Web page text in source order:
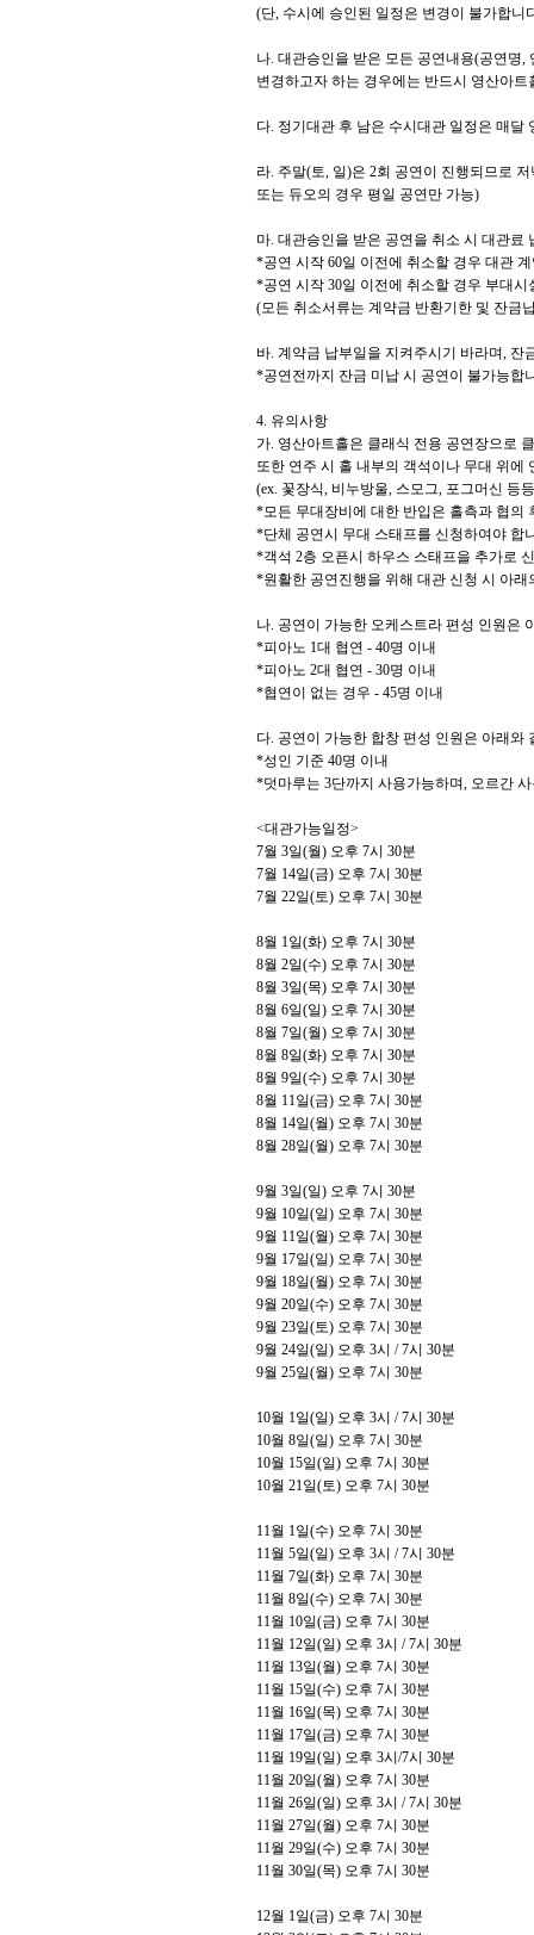
(단, 수시에 승인된 일정은 변경이 불가합니
나. 대관승인을 받은 모든 공연내용(공연명,
변경하고자 하는 경우에는 반드시 영산아
다. 정기대관 후 남은 수시대관 일정은 매달
라. 주말(토, 일)은 2회 공연이 진행되므로 저
또는 듀오의 경우 평일 공연만 가능)
마. 대관승인을 받은 공연을 취소 시 대관료
*공연 시작 60일 이전에 취소할 경우 대관
*공연 시작 30일 이전에 취소할 경우 부대
(모든 취소서류는 계약금 반환기한 및 잔금
바. 계약금 납부일을 지켜주시기 바라며, 잔
*공연전까지 잔금 미납 시 공연이 불가능합
4. 유의사항
가. 영산아트홀은 클래식 전용 공연장으로
또한 연주 시 홀 내부의 객석이나 무대 위에
(ex. 꽃장식, 비누방울, 스모그, 포그머신 등등
*모든 무대장비에 대한 반입은 홀측과 협의
*단체 공연시 무대 스태프를 신청하여야 합
*객석 2층 오픈시 하우스 스태프을 추가로
*원활한 공연진행을 위해 대관 신청 시 아
나. 공연이 가능한 오케스트라 편성 인원은
*피아노 1대 협연 - 40명 이내
*피아노 2대 협연 - 30명 이내
*협연이 없는 경우 - 45명 이내
다. 공연이 가능한 합창 편성 인원은 아래와
*성인 기준 40명 이내
*덧마루는 3단까지 사용가능하며, 오르간
<대관가능일정>
7월 3일(월) 오후 7시 30분
7월 14일(금) 오후 7시 30분
7월 22일(토) 오후 7시 30분
8월 1일(화) 오후 7시 30분
8월 2일(수) 오후 7시 30분
8월 3일(목) 오후 7시 30분
8월 6일(일) 오후 7시 30분
8월 7일(월) 오후 7시 30분
8월 8일(화) 오후 7시 30분
8월 9일(수) 오후 7시 30분
8월 11일(금) 오후 7시 30분
8월 14일(월) 오후 7시 30분
8월 28일(월) 오후 7시 30분
9월 3일(일) 오후 7시 30분
9월 10일(일) 오후 7시 30분
9월 11일(월) 오후 7시 30분
9월 17일(일) 오후 7시 30분
9월 18일(월) 오후 7시 30분
9월 20일(수) 오후 7시 30분
9월 23일(토) 오후 7시 30분
9월 24일(일) 오후 3시 / 7시 30분
9월 25일(월) 오후 7시 30분
10월 1일(일) 오후 3시 / 7시 30분
10월 8일(일) 오후 7시 30분
10월 15일(일) 오후 7시 30분
10월 21일(토) 오후 7시 30분
11월 1일(수) 오후 7시 30분
11월 5일(일) 오후 3시 / 7시 30분
11월 7일(화) 오후 7시 30분
11월 8일(수) 오후 7시 30분
11월 10일(금) 오후 7시 30분
11월 12일(일) 오후 3시 / 7시 30분
11월 13일(월) 오후 7시 30분
11월 15일(수) 오후 7시 30분
11월 16일(목) 오후 7시 30분
11월 17일(금) 오후 7시 30분
11월 19일(일) 오후 3시 /7시 30분
11월 20일(월) 오후 7시 30분
11월 26일(일) 오후 3시 / 7시 30분
11월 27일(월) 오후 7시 30분
11월 29일(수) 오후 7시 30분
11월 30일(목) 오후 7시 30분
12월 1일(금) 오후 7시 30분